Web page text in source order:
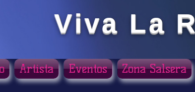
Viva La
Artista Eventos Zona Salsera